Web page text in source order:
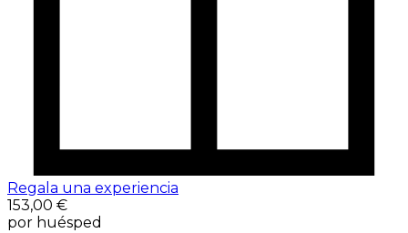
Regala una experiencia
153,00 €
por huésped